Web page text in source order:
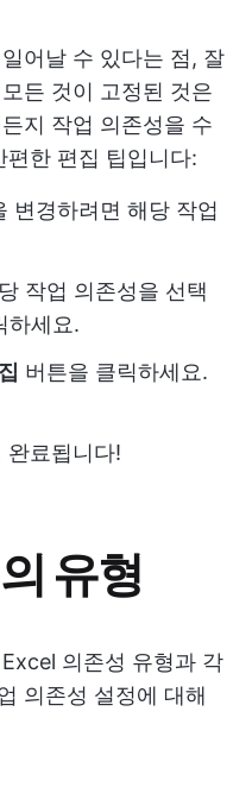
어날 수 있다는 점, 잘
든 것이 고정된 것은
지 작업 의존성을 수
한 편집 팁입니다:
변경하려면 해당 작업
작업 의존성을 선택
하세요.
버튼을 클릭하세요.
완료됩니다!
유형
의존성 유형과 각
의존성 설정에 대해